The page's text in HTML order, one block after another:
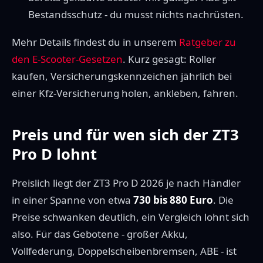
Bestandsschutz - du musst nichts nachrüsten.
Mehr Details findest du in unserem Ratgeber zu
den E-Scooter-Gesetzen. Kurz gesagt: Roller
kaufen, Versicherungskennzeichen jährlich bei
einer Kfz-Versicherung holen, ankleben, fahren.
Preis und für wen sich der ZT3
Pro D lohnt
Preislich liegt der ZT3 Pro D 2026 je nach Händler
in einer Spanne von etwa 730 bis 880 Euro. Die
Preise schwanken deutlich, ein Vergleich lohnt sich
also. Für das Gebotene - großer Akku,
Vollfederung, Doppelscheibenbremsen, ABE - ist